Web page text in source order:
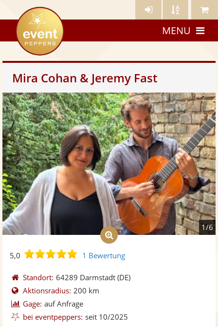
Künstler- Künstler Meine
eventpeppers
MENU
Mira Cohan & Jeremy Fast
1/6
5,0
5,0
5
Sternen
1 Bewertung
Standort: 64289 Darmstadt (DE)
Aktionsradius: 200 km
Gage: auf Anfrage
bei eventpeppers: seit 10/2025